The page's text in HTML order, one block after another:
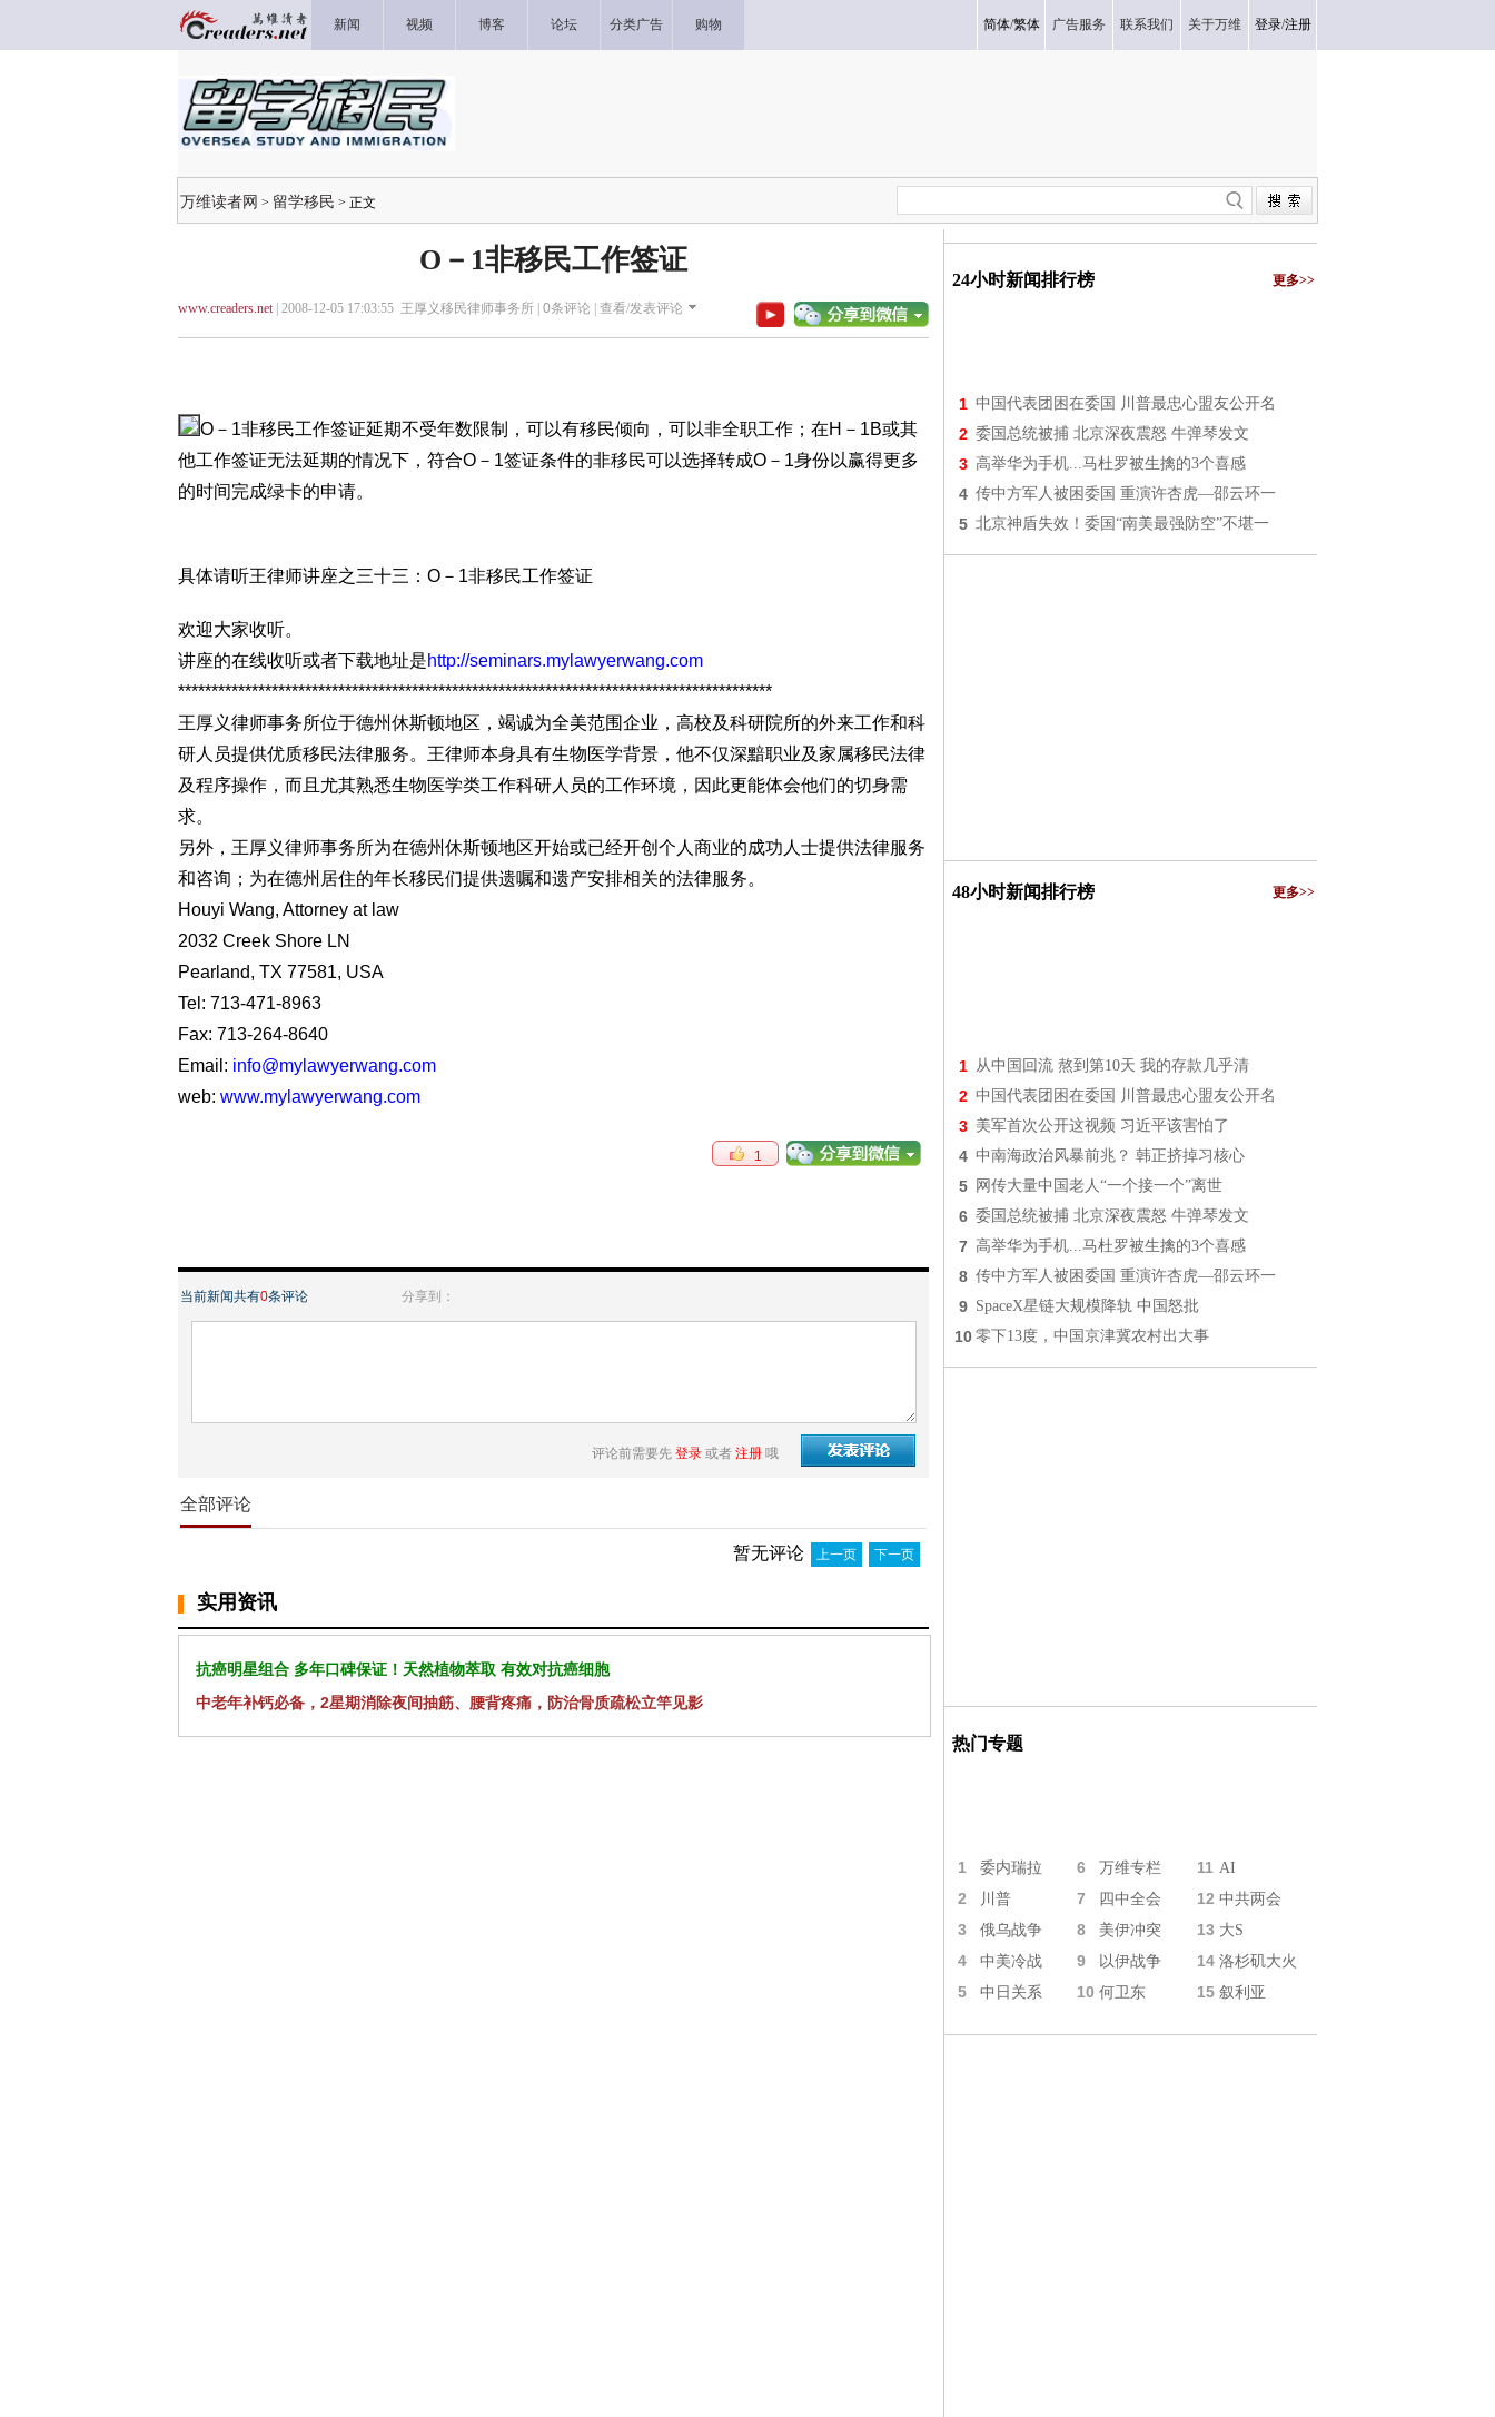
新闻 视频 博客 论坛 分类广告 购物 简体/繁体 广告服务 联系我们 关于万维 登录/注册
万维读者网 > 留学移民 > 正文
O－1非移民工作签证
www.creaders.net| 2008-12-05 17:03:55 王厚义移民律师事务所 | 0条评论 | 查看/发表评论
O－1非移民工作签证延期不受年数限制，可以有移民倾向，可以非全职工作；在H－1B或其
他工作签证无法延期的情况下，符合O－1签证条件的非移民可以选择转成O－1身份以赢得更多
的时间完成绿卡的申请。
具体请听王律师讲座之三十三：O－1非移民工作签证
欢迎大家收听。
讲座的在线收听或者下载地址是http://seminars.mylawyerwang.com
*****************************************************************************************
王厚义律师事务所位于德州休斯顿地区，竭诚为全美范围企业，高校及科研院所的外来工作和科
研人员提供优质移民法律服务。王律师本身具有生物医学背景，他不仅深黯职业及家属移民法律
及程序操作，而且尤其熟悉生物医学类工作科研人员的工作环境，因此更能体会他们的切身需
求。
另外，王厚义律师事务所为在德州休斯顿地区开始或已经开创个人商业的成功人士提供法律服务
和咨询；为在德州居住的年长移民们提供遗嘱和遗产安排相关的法律服务。
Houyi Wang, Attorney at law
2032 Creek Shore LN
Pearland, TX 77581, USA
Tel: 713-471-8963
Fax: 713-264-8640
Email: info@mylawyerwang.com
web: www.mylawyerwang.com
1
当前新闻共有0条评论 分享到：
评论前需要先 登录 或者 注册 哦
全部评论
暂无评论 上一页 下一页
实用资讯
抗癌明星组合 多年口碑保证！天然植物萃取 有效对抗癌细胞
中老年补钙必备，2星期消除夜间抽筋、腰背疼痛，防治骨质疏松立竿见影
24小时新闻排行榜 更多>>
1 中国代表团困在委国 川普最忠心盟友公开名
2 委国总统被捕 北京深夜震怒 牛弹琴发文
3 高举华为手机...马杜罗被生擒的3个喜感
4 传中方军人被困委国 重演许杏虎—邵云环一
5 北京神盾失效！委国“南美最强防空”不堪一
48小时新闻排行榜 更多>>
1 从中国回流 熬到第10天 我的存款几乎清
2 中国代表团困在委国 川普最忠心盟友公开名
3 美军首次公开这视频 习近平该害怕了
4 中南海政治风暴前兆？ 韩正挤掉习核心
5 网传大量中国老人“一个接一个”离世
6 委国总统被捕 北京深夜震怒 牛弹琴发文
7 高举华为手机...马杜罗被生擒的3个喜感
8 传中方军人被困委国 重演许杏虎—邵云环一
9 SpaceX星链大规模降轨 中国怒批
10 零下13度，中国京津冀农村出大事
热门专题
1 委内瑞拉 6 万维专栏 11 AI
2 川普 7 四中全会 12 中共两会
3 俄乌战争 8 美伊冲突 13 大S
4 中美冷战 9 以伊战争 14 洛杉矶大火
5 中日关系 10 何卫东 15 叙利亚